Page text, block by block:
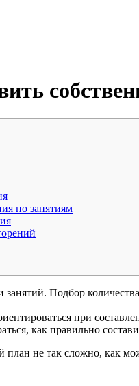
по занятиям
Подбор
при
как правильно
не так сложно, как